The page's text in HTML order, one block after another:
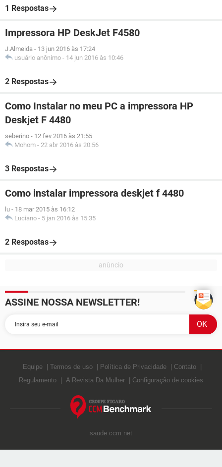
1 Respostas
Impressora HP DeskJet F4580
J.Almeida - 13 jun 2016 às 17:24
usuário anônimo - 14 jun 2016 às 10:46
2 Respostas
Como Instalar no meu PC a impressora HP
Deskjet F 4480
seberino - 12 fev 2016 às 21:55
Mohom - 22 abr 2016 às 20:56
3 Respostas
Como instalar impressora deskjet f 4480
lu - 18 mar 2015 às 16:12
Luciano - 5 jan 2016 às 15:35
2 Respostas
ASSINE NOSSA NEWSLETTER!
Equipe Termos de uso Política de Privacidade
Contato
Regulamento
A Revista Da Mulher Configuração de cookies
saude.ccm.net